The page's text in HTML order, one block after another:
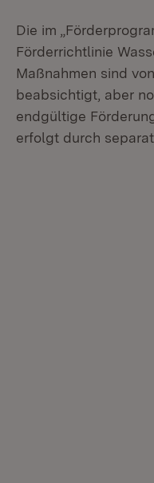
Die im
Förderrichtlinie
Maßnahmen sind
beabsichtigt, aber
endgültige
erfolgt durch